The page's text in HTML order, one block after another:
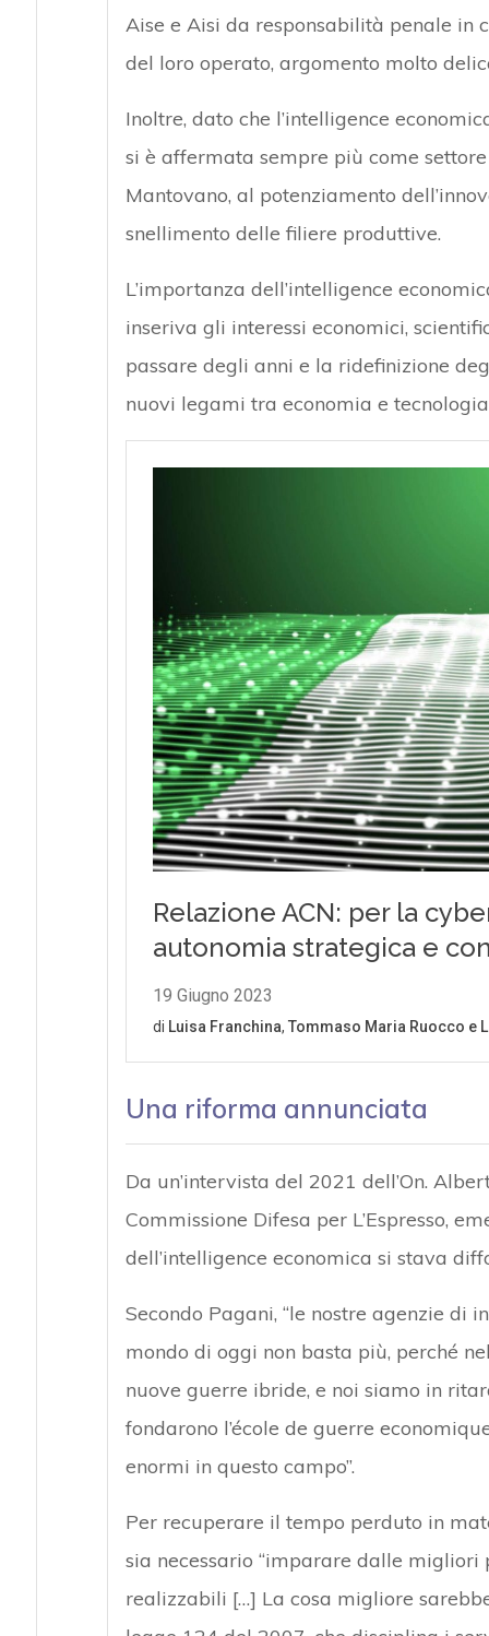
Aise e Aisi da responsabilità penale in
del loro operato, argomento molto
Inoltre, dato che l’intelligence
si è affermata sempre più come
Mantovano, al potenziamento
snellimento delle filiere produttive.
L’importanza dell’intelligence
inseriva gli interessi economici,
passare degli anni e la ridefinizione
nuovi legami tra economia e
Una riforma annunciata
Da un’intervista del 2021 dell’On.
Commissione Difesa per L’Espresso,
dell’intelligence economica si stava
Secondo Pagani, “le nostre agenzie di
mondo di oggi non basta più, perché
nuove guerre ibride, e noi siamo in
fondarono l’école de guerre
enormi in questo campo”.
Per recuperare il tempo perduto in
sia necessario “imparare dalle
realizzabili […] La cosa migliore